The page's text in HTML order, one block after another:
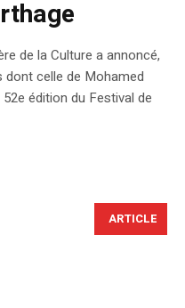
de la Culture a annoncé,
dont celle de Mohamed
édition du Festival de
ARTICLE